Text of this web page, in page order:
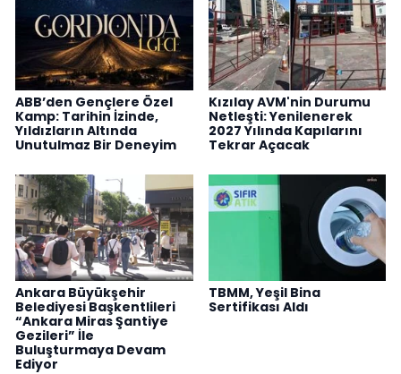
ABB’den Gençlere Özel
Kamp: Tarihin İzinde,
Yıldızların Altında
Unutulmaz Bir Deneyim
Kızılay AVM'nin Durumu
Netleşti: Yenilenerek
2027 Yılında Kapılarını
Tekrar Açacak
Ankara Büyükşehir
Belediyesi Başkentlileri
“Ankara Miras Şantiye
Gezileri” İle
Buluşturmaya Devam
Ediyor
TBMM, Yeşil Bina
Sertifikası Aldı